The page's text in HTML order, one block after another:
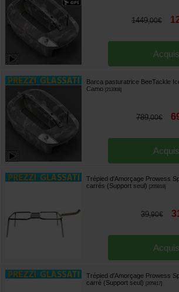
1449,00€
Barca pasturatrice BeeTackle
Camo
213308]
789,00€
Trépied d'Amorçage Prowess
carrés (Support seul)
205818]
39,90€
Trépied d'Amorçage Prowess
carré (Support seul)
205817]